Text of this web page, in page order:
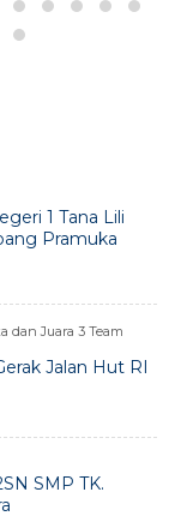
1 Tana Lili
Pramuka
dan Juara 3 Team
Jalan Hut RI
SMP TK.